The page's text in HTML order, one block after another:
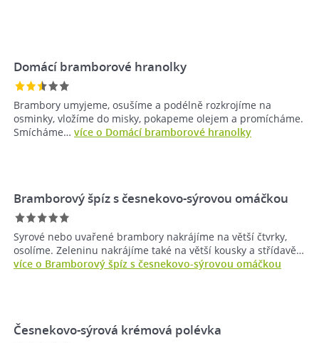
Domácí bramborové hranolky
Brambory umyjeme, osušíme a podélně rozkrojíme na
osminky, vložíme do misky, pokapeme olejem a promícháme.
Smícháme… více o Domácí bramborové hranolky
Bramborový špíz s česnekovo-sýrovou omáčkou
Syrové nebo uvařené brambory nakrájíme na větší čtvrky,
osolíme. Zeleninu nakrájíme také na větší kousky a střídavě…
více o Bramborový špíz s česnekovo-sýrovou omáčkou
Česnekovo-sýrová krémová polévka